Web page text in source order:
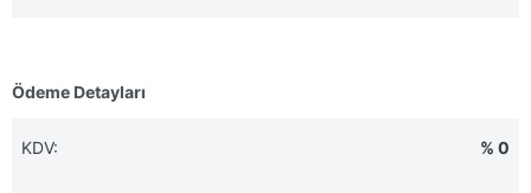
Ödeme Detayları
KDV: % 0